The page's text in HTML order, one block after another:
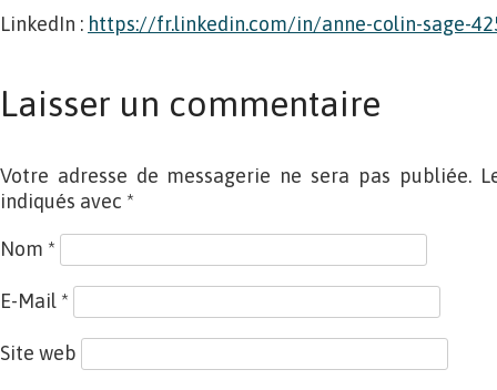
LinkedIn : https://fr.linkedin.com/in/anne-colin-sage-
Laisser un commentaire
Votre adresse de messagerie ne sera pas publiée.
indiqués avec *
Nom *
E-Mail *
Site web